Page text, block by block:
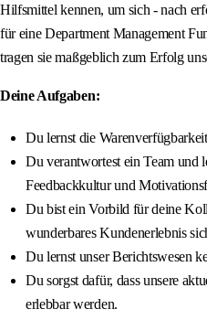
Hilfsmittel kennen, um sich - nach
für eine Department Management
tragen sie maßgeblich zum Erfolg
Deine Aufgaben:
Du lernst die
Du verantwortest ein Team und
Feedbackkultur und
Du bist ein Vorbild für deine
wunderbares Kundenerlebnis
Du lernst unser Berichtswesen
Du sorgst dafür, dass unsere
erlebbar werden.